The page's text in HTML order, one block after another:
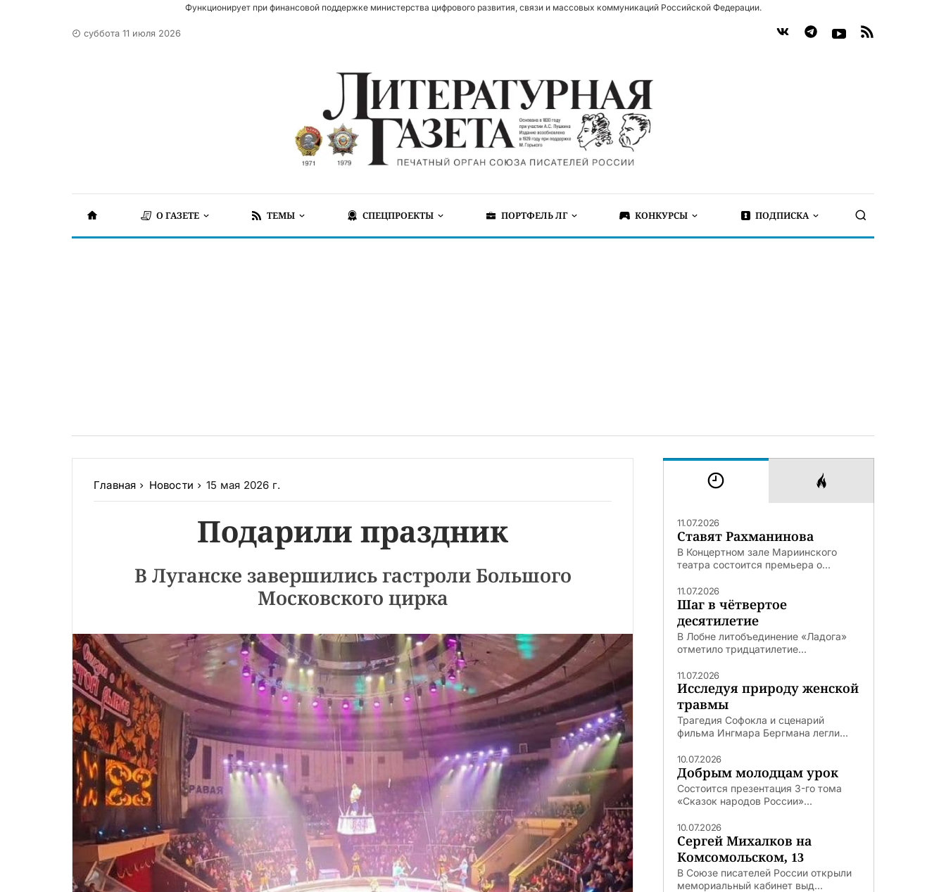
Функционирует при финансовой поддержке министерства цифрового развития, связи и массовых коммуникаций Российской Федерации.
суббота 11 июля 2026
О ГАЗЕТЕ ТЕМЫ СПЕЦПРОЕКТЫ ПОРТФЕЛЬ ЛГ КОНКУРСЫ ПОДПИСКА
Главная Новости 15 мая 2026 г.
Подарили праздник
В Луганске завершились гастроли Большого
Московского цирка
11.07.2026
Ставят Рахманинова
В Концертном зале Мариинского
театра состоится премьера о...
11.07.2026
Шаг в чётвертое
десятилетие
В Лобне литобъединение «Ладога»
отметило тридцатилетие...
11.07.2026
Исследуя природу женской
травмы
Трагедия Софокла и сценарий
фильма Ингмара Бергмана легли...
10.07.2026
Добрым молодцам урок
Состоится презентация 3-го тома
«Сказок народов России»...
10.07.2026
Сергей Михалков на
Комсомольском, 13
В Союзе писателей России открыли
мемориальный кабинет выд...